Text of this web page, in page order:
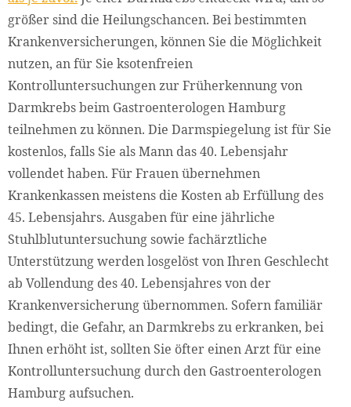
größer sind die Heilungschancen. Bei bestimmten
Krankenversicherungen, können Sie die Möglichkeit
nutzen, an für Sie ksotenfreien
Kontrolluntersuchungen zur Früherkennung von
Darmkrebs beim Gastroenterologen Hamburg
teilnehmen zu können. Die Darmspiegelung ist für Sie
kostenlos, falls Sie als Mann das 40. Lebensjahr
vollendet haben. Für Frauen übernehmen
Krankenkassen meistens die Kosten ab Erfüllung des
45. Lebensjahrs. Ausgaben für eine jährliche
Stuhlblutuntersuchung sowie fachärztliche
Unterstützung werden losgelöst von Ihren Geschlecht
ab Vollendung des 40. Lebensjahres von der
Krankenversicherung übernommen. Sofern familiär
bedingt, die Gefahr, an Darmkrebs zu erkranken, bei
Ihnen erhöht ist, sollten Sie öfter einen Arzt für eine
Kontrolluntersuchung durch den Gastroenterologen
Hamburg aufsuchen.